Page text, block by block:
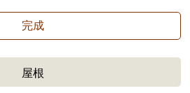
完成
屋根